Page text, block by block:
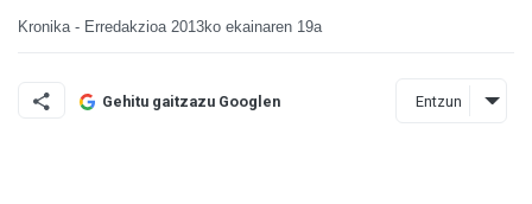
Kronika - Erredakzioa 2013ko ekainaren 19a
Gehitu gaitzazu Googlen Entzun